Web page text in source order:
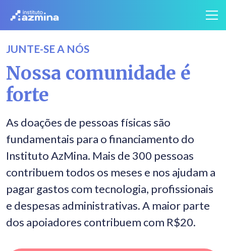
JUNTE-SE A NÓS
Nossa comunidade é
forte
As doações de pessoas físicas são
fundamentais para o financiamento do
Instituto AzMina. Mais de 300 pessoas
contribuem todos os meses e nos ajudam a
pagar gastos com tecnologia, profissionais
e despesas administrativas. A maior parte
dos apoiadores contribuem com R$20.